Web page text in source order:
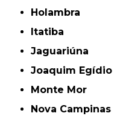
Holambra
Itatiba
Jaguariúna
Joaquim Egídio
Monte Mor
Nova Campinas